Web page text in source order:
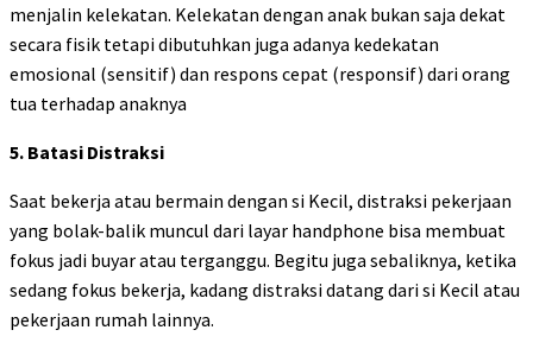
menjalin kelekatan. Kelekatan dengan anak bukan saja dekat
secara fisik tetapi dibutuhkan juga adanya kedekatan
emosional (sensitif) dan respons cepat (responsif) dari orang
tua terhadap anaknya
5. ⁠Batasi Distraksi
Saat bekerja atau bermain dengan si Kecil, distraksi pekerjaan
yang bolak-balik muncul dari layar handphone bisa membuat
fokus jadi buyar atau terganggu. Begitu juga sebaliknya, ketika
sedang fokus bekerja, kadang distraksi datang dari si Kecil atau
pekerjaan rumah lainnya.